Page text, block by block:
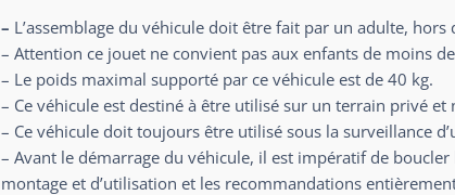
– L’assemblage du véhicule doit être fait par un adulte,
– Attention ce jouet ne convient pas aux enfants de moins
– Le poids maximal supporté par ce véhicule est de 40 kg.
– Ce véhicule est destiné à être utilisé sur un terrain privé
– Ce véhicule doit toujours être utilisé sous la surveillance
– Avant le démarrage du véhicule, il est impératif de
montage et d’utilisation et les recommandations